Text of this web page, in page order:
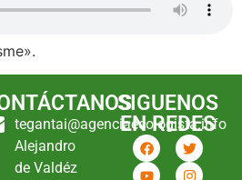
tegantai@agenciaecologista.info
Alejandro
de Valdéz
SIGUENOS
EN REDES